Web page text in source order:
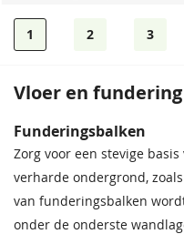
1 2 3
Vloer en fundering
Onze spijkerset bevat
monteren van dakplanken
groter dan 5 × 5 m raden
voor optimale stabiliteit.
Tegen meerprijs kunt u bij
Deze bitumen
waterdicht afwerken van
levensduur van uw
Funderingsbalken
Zorg voor een stevige
verharde ondergrond,
van funderingsbalken
onder de onderste